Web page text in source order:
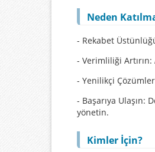
Neden
- Rekabet
- Verimliliği
- Yenilikçi
- Başarıya
yönetin.
Kimler İçin?